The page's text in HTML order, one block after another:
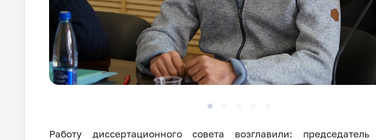
Работу диссертационного совета возглавили: